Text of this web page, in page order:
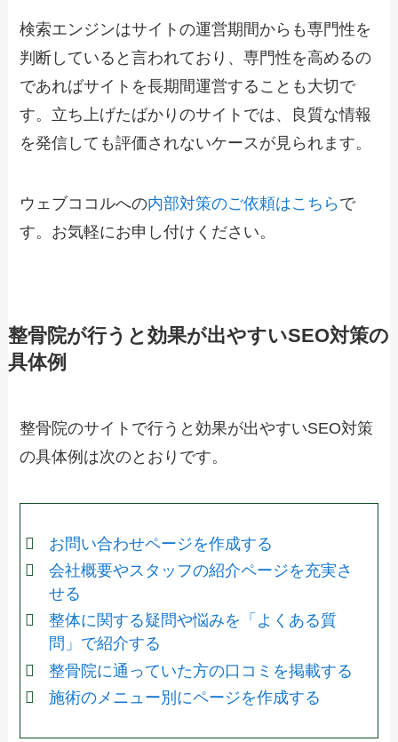
検索エンジンはサイトの運営期間からも専門性を
判断していると言われており、専門性を高めるの
であればサイトを長期間運営することも大切で
す。立ち上げたばかりのサイトでは、良質な情報
を発信しても評価されないケースが見られます。
ウェブココルへの内部対策のご依頼はこちら で
す。お気軽にお申し付けください。
整骨院が行うと効果が出やすいSEO対策の
具体例
整骨院のサイトで行うと効果が出やすいSEO対策
の具体例は次のとおりです。
お問い合わせページを作成する
会社概要やスタッフの紹介ページを充実さ
せる
整体に関する疑問や悩みを「よくある質
問」で紹介する
整骨院に通っていた方の口コミを掲載する
施術のメニュー別にページを作成する